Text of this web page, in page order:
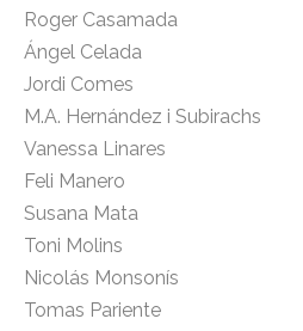
Roger Casamada
Ángel Celada
Jordi Comes
M.A. Hernández i Subirachs
Vanessa Linares
Feli Manero
Susana Mata
Toni Molins
Nicolás Monsonís
Tomas Pariente